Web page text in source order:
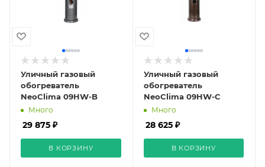
Уличный газовый
обогреватель
NeoClima 09HW-B
Много
29 875 ₽
В КОРЗИНУ
Уличный газовый
обогреватель
NeoClima 09HW-С
Много
28 625 ₽
В КОРЗИНУ